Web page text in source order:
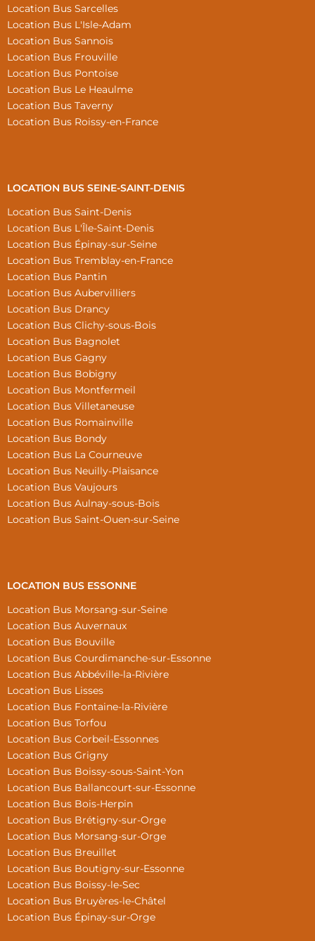
Location Bus Sarcelles
Location Bus L'Isle-Adam
Location Bus Sannois
Location Bus Frouville
Location Bus Pontoise
Location Bus Le Heaulme
Location Bus Taverny
Location Bus Roissy-en-France
LOCATION BUS SEINE-SAINT-DENIS
Location Bus Saint-Denis
Location Bus L'Île-Saint-Denis
Location Bus Épinay-sur-Seine
Location Bus Tremblay-en-France
Location Bus Pantin
Location Bus Aubervilliers
Location Bus Drancy
Location Bus Clichy-sous-Bois
Location Bus Bagnolet
Location Bus Gagny
Location Bus Bobigny
Location Bus Montfermeil
Location Bus Villetaneuse
Location Bus Romainville
Location Bus Bondy
Location Bus La Courneuve
Location Bus Neuilly-Plaisance
Location Bus Vaujours
Location Bus Aulnay-sous-Bois
Location Bus Saint-Ouen-sur-Seine
LOCATION BUS ESSONNE
Location Bus Morsang-sur-Seine
Location Bus Auvernaux
Location Bus Bouville
Location Bus Courdimanche-sur-Essonne
Location Bus Abbéville-la-Rivière
Location Bus Lisses
Location Bus Fontaine-la-Rivière
Location Bus Torfou
Location Bus Corbeil-Essonnes
Location Bus Grigny
Location Bus Boissy-sous-Saint-Yon
Location Bus Ballancourt-sur-Essonne
Location Bus Bois-Herpin
Location Bus Brétigny-sur-Orge
Location Bus Morsang-sur-Orge
Location Bus Breuillet
Location Bus Boutigny-sur-Essonne
Location Bus Boissy-le-Sec
Location Bus Bruyères-le-Châtel
Location Bus Épinay-sur-Orge